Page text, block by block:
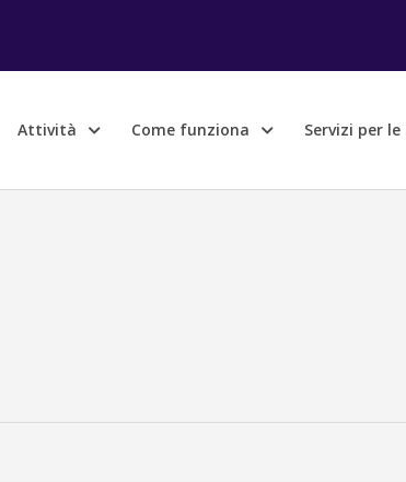
Attività Come funziona Servizi per